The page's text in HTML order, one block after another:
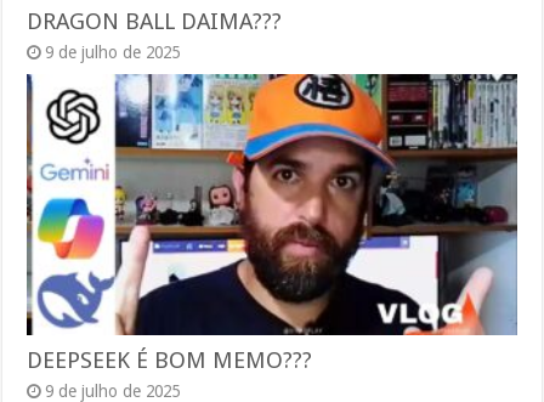
DRAGON BALL DAIMA???
9 de julho de 2025
DEEPSEEK É BOM MEMO???
9 de julho de 2025